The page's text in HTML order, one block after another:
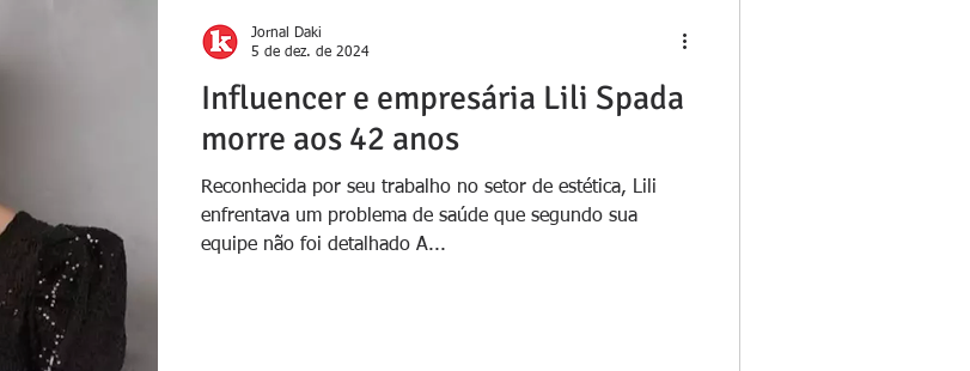
Influencer e empresária Lili Spada
morre aos 42 anos
Reconhecida por seu trabalho no setor de estética, Lili
enfrentava um problema de saúde que segundo sua
equipe não foi detalhado A...
Jornal Daki
5 de dez. de 2024